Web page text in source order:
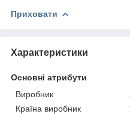
Приховати
Характеристики
Основні атрибути
Виробник
Країна виробник